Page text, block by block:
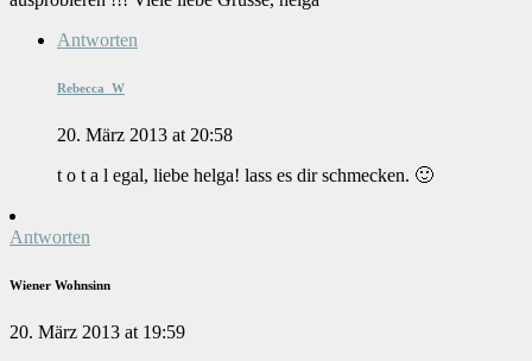
Antworten
Rebecca_W
20. März 2013 at 20:58
t o t a l egal, liebe helga! lass es dir schmecken. 🙂
Antworten
Wiener Wohnsinn
20. März 2013 at 19:59